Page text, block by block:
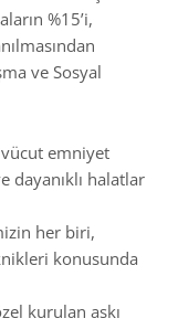
%15’i,
ve Sosyal
emniyet
halatlar
her biri,
konusunda
kurulan askı